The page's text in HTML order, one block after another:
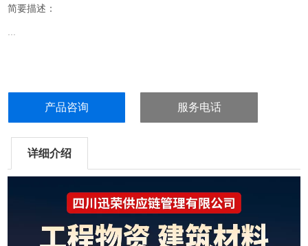
简要描述：
...
产品咨询 服务电话
详细介绍